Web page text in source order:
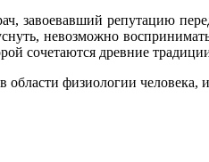
завоевавший репутацию
невозможно
сочетаются древние
области физиологии